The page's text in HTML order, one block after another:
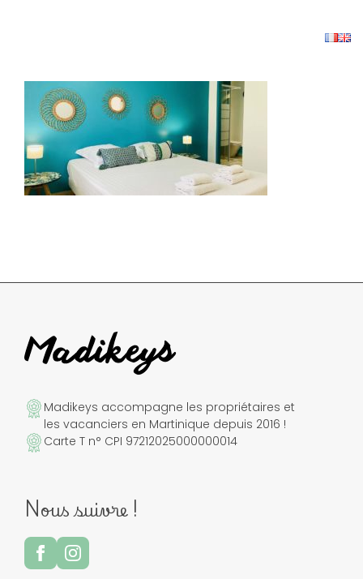
Madikeys accompagne les propriétaires et
les vacanciers en Martinique depuis 2016 !
Carte T n° CPI 97212025000000014
Nous suivre !